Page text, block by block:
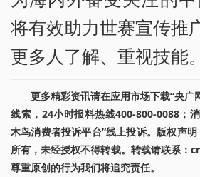
将有效助力世赛宣传推
更多人了解、重视技能。
更多精彩资讯请在应用市场下载“央广
线索，24小时报料热线400-800-0088；
木鸟消费者投诉平台”线上投诉。版权声
所有，未经授权不得转载。转载请联系
尊重原创的行为我们将追究责任。